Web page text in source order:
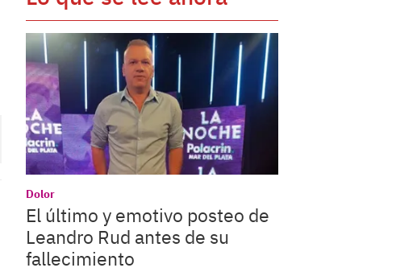
Dolor
El último y emotivo posteo de
Leandro Rud antes de su
fallecimiento